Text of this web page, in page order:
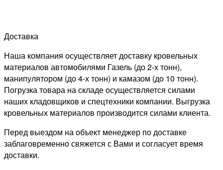
Доставка
Наша компания осуществляет доставку кровельных
материалов автомобилями Газель (до 2-х тонн),
манипулятором (до 4-х тонн) и камазом (до 10 тонн).
Погрузка товара на складе осуществляется силами
наших кладовщиков и спецтехники компании. Выгрузка
кровельных материалов производится силами клиента.
Перед выездом на объект менеджер по доставке
заблаговременно свяжется с Вами и согласует время
доставки.